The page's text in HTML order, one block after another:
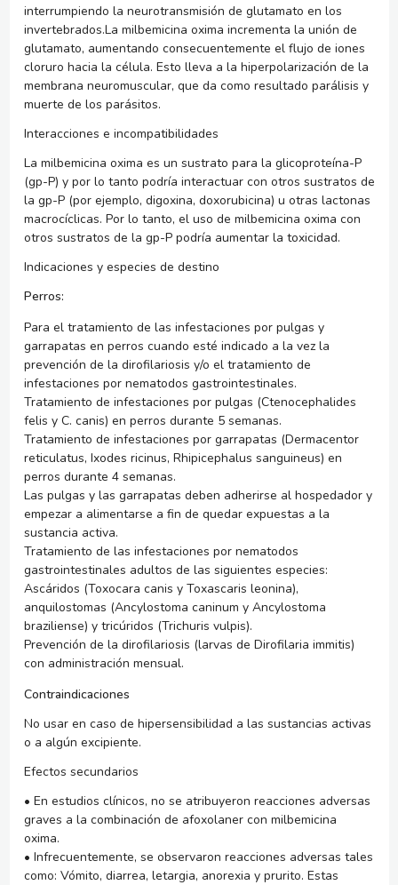
interrumpiendo la neurotransmisión de glutamato en los
invertebrados.La milbemicina oxima incrementa la unión de
glutamato, aumentando consecuentemente el flujo de iones
cloruro hacia la célula. Esto lleva a la hiperpolarización de la
membrana neuromuscular, que da como resultado parálisis y
muerte de los parásitos.
Interacciones e incompatibilidades
La milbemicina oxima es un sustrato para la glicoproteína-P
(gp-P) y por lo tanto podría interactuar con otros sustratos de
la gp-P (por ejemplo, digoxina, doxorubicina) u otras lactonas
macrocíclicas. Por lo tanto, el uso de milbemicina oxima con
otros sustratos de la gp-P podría aumentar la toxicidad.
Indicaciones y especies de destino
Perros:
Para el tratamiento de las infestaciones por pulgas y
garrapatas en perros cuando esté indicado a la vez la
prevención de la dirofilariosis y/o el tratamiento de
infestaciones por nematodos gastrointestinales.
Tratamiento de infestaciones por pulgas (Ctenocephalides
felis y C. canis) en perros durante 5 semanas.
Tratamiento de infestaciones por garrapatas (Dermacentor
reticulatus, Ixodes ricinus, Rhipicephalus sanguineus) en
perros durante 4 semanas.
Las pulgas y las garrapatas deben adherirse al hospedador y
empezar a alimentarse a fin de quedar expuestas a la
sustancia activa.
Tratamiento de las infestaciones por nematodos
gastrointestinales adultos de las siguientes especies:
Ascáridos (Toxocara canis y Toxascaris leonina),
anquilostomas (Ancylostoma caninum y Ancylostoma
braziliense) y tricúridos (Trichuris vulpis).
Prevención de la dirofilariosis (larvas de Dirofilaria immitis)
con administración mensual.
Contraindicaciones
No usar en caso de hipersensibilidad a las sustancias activas
o a algún excipiente.
Efectos secundarios
• En estudios clínicos, no se atribuyeron reacciones adversas
graves a la combinación de afoxolaner con milbemicina
oxima.
• Infrecuentemente, se observaron reacciones adversas tales
como: Vómito, diarrea, letargia, anorexia y prurito. Estas